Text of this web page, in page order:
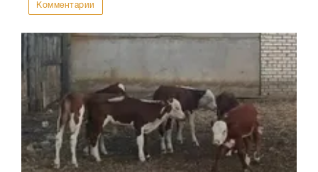
Комментарии